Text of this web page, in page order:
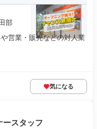
部
営業・販売などの対人業
気になる
スタッフ